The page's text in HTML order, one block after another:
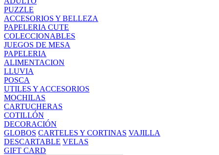
PUZZLE
ACCESORIOS Y BELLEZA
PAPELERIA CUTE
COLECCIONABLES
JUEGOS DE MESA
PAPELERIA
ALIMENTACION
LLUVIA
POSCA
UTILES Y ACCESORIOS
MOCHILAS
CARTUCHERAS
COTILLÓN
DECORACIÓN
GLOBOS CARTELES Y CORTINAS VAJILLA
DESCARTABLE VELAS
GIFT CARD